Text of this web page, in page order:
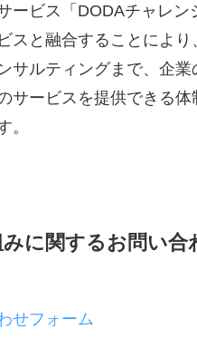
ービス「DODAチャレン
スと融合することにより
サルティングまで、企業
サービスを提供できる体
。
に関するお問い合
せフォーム